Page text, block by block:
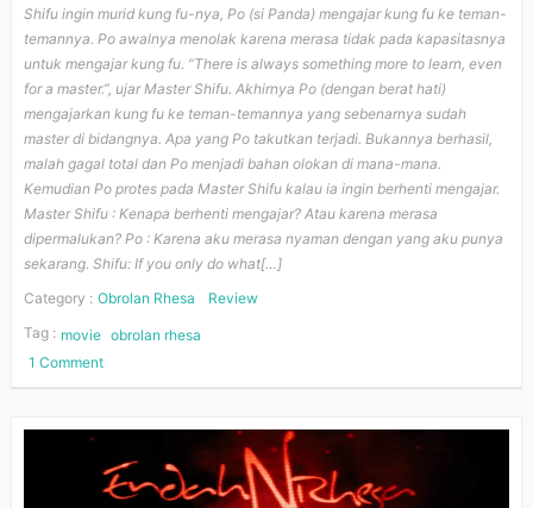
Shifu ingin murid kung fu-nya, Po (si Panda) mengajar kung fu ke teman-
temannya. Po awalnya menolak karena merasa tidak pada kapasitasnya
untuk mengajar kung fu. “There is always something more to learn, even
for a master.”, ujar Master Shifu. Akhirnya Po (dengan berat hati)
mengajarkan kung fu ke teman-temannya yang sebenarnya sudah
master di bidangnya. Apa yang Po takutkan terjadi. Bukannya berhasil,
malah gagal total dan Po menjadi bahan olokan di mana-mana.
Kemudian Po protes pada Master Shifu kalau ia ingin berhenti mengajar.
Master Shifu : Kenapa berhenti mengajar? Atau karena merasa
dipermalukan? Po : Karena aku merasa nyaman dengan yang aku punya
sekarang. Shifu: If you only do what[…]
Category : Obrolan Rhesa
Review
Tag : movie obrolan rhesa
1 Commenton
The
Learning
::